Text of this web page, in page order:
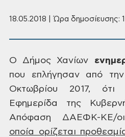
18.05.2018 | Ώρα δημοσίευσης:
Ο Δήμος Χανίων
που επλήγησαν από
Οκτωβρίου 2017, ότι
Εφημερίδα της
Απόφαση ΔΑΕΦΚ-ΚΕ/
οποία
ορίζεται